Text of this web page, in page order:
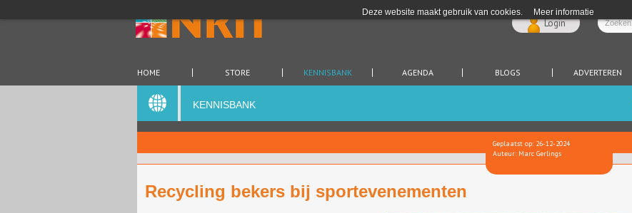
Deze website maakt gebruik van cookies. Meer informatie
Login
HOME STORE KENNISBANK AGENDA BLOGS ADVERTEREN
KENNISBANK
Geplaatst op: 26-12-2024
Auteur: Marc Gerlings
Recycling bekers bij sportevenementen